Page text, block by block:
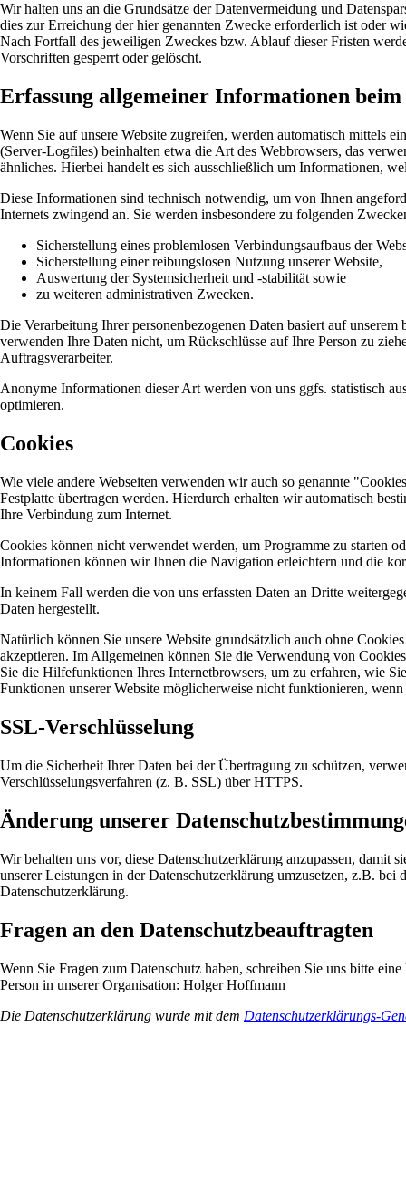
Wir halten uns an die Grundsätze der Datenvermeidung und
dies zur Erreichung der hier genannten Zwecke erforderlich ist oder
Nach Fortfall des jeweiligen Zweckes bzw. Ablauf dieser Fristen
Vorschriften gesperrt oder gelöscht.
Erfassung allgemeiner Informationen beim
Wenn Sie auf unsere Website zugreifen, werden automatisch mittels
(Server-Logfiles) beinhalten etwa die Art des Webbrowsers, das
ähnliches. Hierbei handelt es sich ausschließlich um Informationen,
Diese Informationen sind technisch notwendig, um von Ihnen
Internets zwingend an. Sie werden insbesondere zu folgenden
Sicherstellung eines problemlosen Verbindungsaufbaus der
Sicherstellung einer reibungslosen Nutzung unserer Website,
Auswertung der Systemsicherheit und -stabilität sowie
zu weiteren administrativen Zwecken.
Die Verarbeitung Ihrer personenbezogenen Daten basiert auf
verwenden Ihre Daten nicht, um Rückschlüsse auf Ihre Person zu
Auftragsverarbeiter.
Anonyme Informationen dieser Art werden von uns ggfs. statistisch
optimieren.
Cookies
Wie viele andere Webseiten verwenden wir auch so genannte
Festplatte übertragen werden. Hierdurch erhalten wir automatisch
Ihre Verbindung zum Internet.
Cookies können nicht verwendet werden, um Programme zu starten
Informationen können wir Ihnen die Navigation erleichtern und die
In keinem Fall werden die von uns erfassten Daten an Dritte
Daten hergestellt.
Natürlich können Sie unsere Website grundsätzlich auch ohne
akzeptieren. Im Allgemeinen können Sie die Verwendung von
Sie die Hilfefunktionen Ihres Internetbrowsers, um zu erfahren, wie
Funktionen unserer Website möglicherweise nicht funktionieren,
SSL-Verschlüsselung
Um die Sicherheit Ihrer Daten bei der Übertragung zu schützen,
Verschlüsselungsverfahren (z. B. SSL) über HTTPS.
Änderung unserer
Wir behalten uns vor, diese Datenschutzerklärung anzupassen, damit
unserer Leistungen in der Datenschutzerklärung umzusetzen, z.B.
Datenschutzerklärung.
Fragen an den Datenschutzbeauftragten
Wenn Sie Fragen zum Datenschutz haben, schreiben Sie uns bitte
Person in unserer Organisation: Holger Hoffmann
Die Datenschutzerklärung wurde mit dem Datenschutzerklärungs-